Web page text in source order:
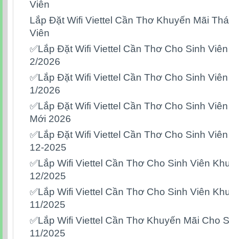
Viên
Lắp Đặt Wifi Viettel Cần Thơ Khuyến Mãi
Viên
✅Lắp Đặt Wifi Viettel Cần Thơ Cho Sinh
2/2026
✅Lắp Đặt Wifi Viettel Cần Thơ Cho Sinh
1/2026
✅Lắp Đặt Wifi Viettel Cần Thơ Cho Sinh
Mới 2026
✅Lắp Đặt Wifi Viettel Cần Thơ Cho Sinh
12-2025
✅Lắp Wifi Viettel Cần Thơ Cho Sinh Viên
12/2025
✅Lắp Wifi Viettel Cần Thơ Cho Sinh Viên
11/2025
✅Lắp Wifi Viettel Cần Thơ Khuyến Mãi Cho
11/2025